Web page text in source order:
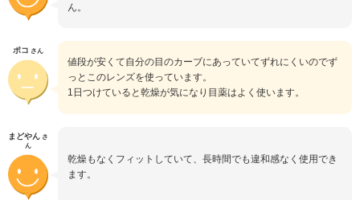
ん。
ポコ さん
値段が安くて自分の目のカーブにあっていてずれにくいのでず
っとこのレンズを使っています。
1日つけていると乾燥が気になり目薬はよく使います。
まどやん さ
ん
乾燥もなくフィットしていて、長時間でも違和感なく使用でき
ます。